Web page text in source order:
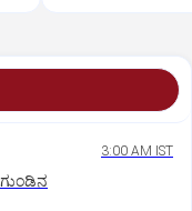
3:00 AM IST